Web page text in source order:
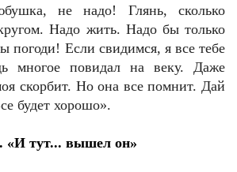
не надо! Глянь, сколько
Надо жить. Надо бы только
погоди! Если свидимся, я все тебе
многое повидал на веку. Даже
скорбит. Но она все помнит. Дай
будет хорошо».
«И тут... вышел он»